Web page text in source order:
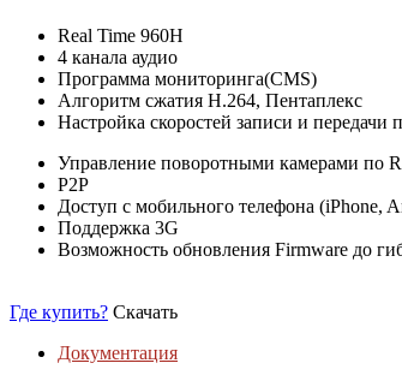
Real Time 960H
4 канала аудио
Программа мониторинга(CMS)
Алгоритм сжатия Н.264, Пентаплекс
Настройка скоростей записи и передачи
Управление поворотными камерами по
P2P
Доступ с мобильного телефона (iPhone,
Поддержка 3G
Возможность обновления Firmware до
Где купить? Скачать
Документация